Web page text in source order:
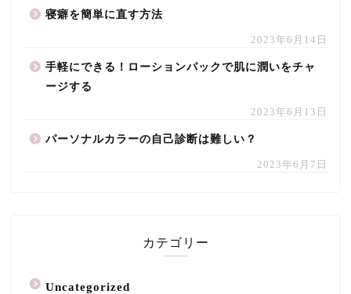
寝癖を簡単に直す方法
2023年6月14日
手軽にできる！ローションパックで肌に潤いをチャ
ージする
2023年6月13日
パーソナルカラーの自己診断は難しい？
2023年6月7日
カテゴリー
Uncategorized